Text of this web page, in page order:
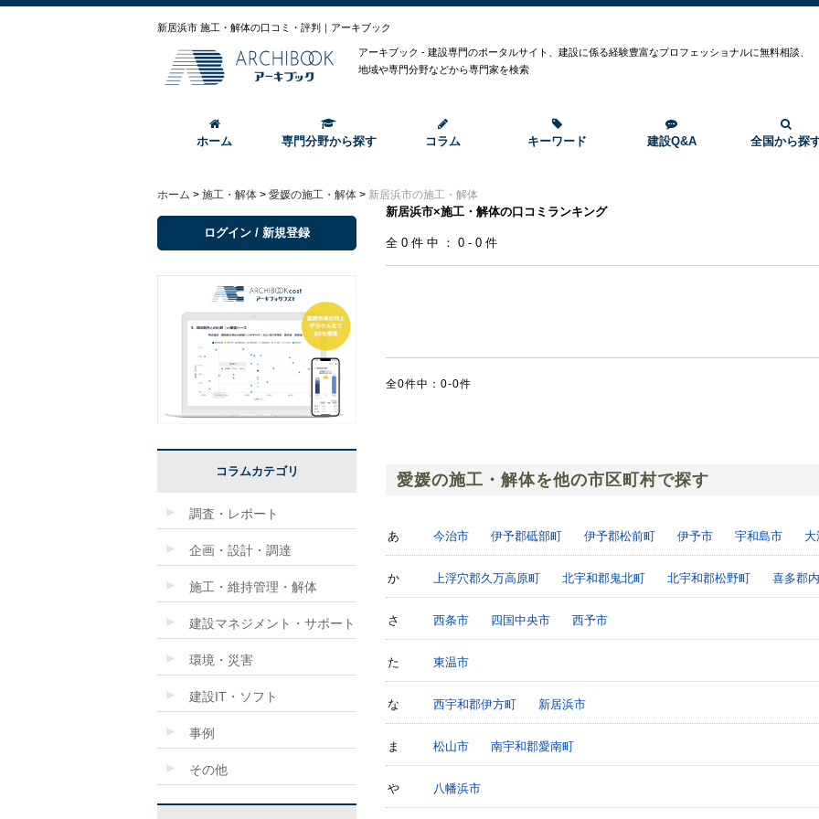
新居浜市 施工・解体の口コミ・評判｜アーキブック
アーキブック - 建設専門のポータルサイト、建設に係る経験豊富なプロフェッショナルに無料相談、
地域や専門分野などから専門家を検索
ホーム 専門分野から探す コラム キーワード 建設Q&A 全国から探
ホーム > 施工・解体 > 愛媛の施工・解体 > 新居浜市の施工・解体
新居浜市×施工・解体の口コミランキング
全0件中：0-0件
全0件中：0-0件
愛媛の施工・解体を他の市区町村で探す
あ 今治市 伊予郡砥部町 伊予郡松前町 伊予市 宇和島市 大
か 上浮穴郡久万高原町 北宇和郡鬼北町 北宇和郡松野町 喜多郡
さ 西条市 四国中央市 西予市
た 東温市
な 西宇和郡伊方町 新居浜市
ま 松山市 南宇和郡愛南町
や 八幡浜市
ログイン / 新規登録
コラムカテゴリ
調査・レポート
企画・設計・調達
施工・維持管理・解体
建設マネジメント・サポート
環境・災害
建設IT・ソフト
事例
その他